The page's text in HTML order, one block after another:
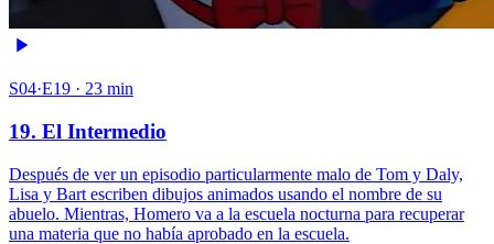
S04·E19 · 23 min
19. El Intermedio
Después de ver un episodio particularmente malo de Tom y Daly,
Lisa y Bart escriben dibujos animados usando el nombre de su
abuelo. Mientras, Homero va a la escuela nocturna para recuperar
una materia que no había aprobado en la escuela.